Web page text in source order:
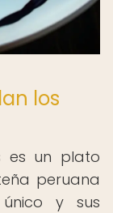
los
es un plato
peruana
y sus